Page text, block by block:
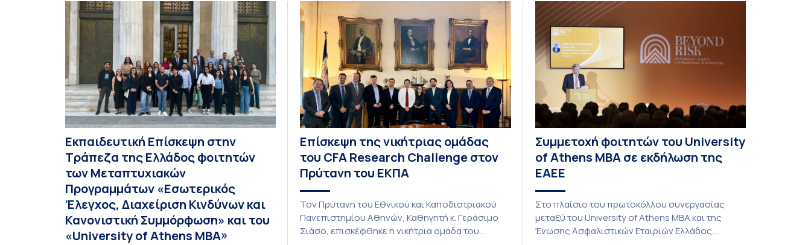
Εκπαιδευτική Επίσκεψη στην
Τράπεζα της Ελλάδος φοιτητών
των Μεταπτυχιακών
Προγραμμάτων «Εσωτερικός
Έλεγχος, Διαχείριση Κινδύνων και
Κανονιστική Συμμόρφωση» και του
«University of Athens MBA»
Επίσκεψη της νικήτριας ομάδας
του CFA Research Challenge στον
Πρύτανη του ΕΚΠΑ
Τον Πρύτανη του Εθνικού και Καποδιστριακού
Πανεπιστημίου Αθηνών, Καθηγητή κ. Γεράσιμο
Σιάσο, επισκέφθηκε η νικήτρια ομάδα του
Συμμετοχή φοιτητών του University
of Athens MBA σε εκδήλωση της
ΕΑΕΕ
Στο πλαίσιο του πρωτοκόλλου συνεργασίας
μεταξύ του University of Athens MBA και της
Ένωσης Ασφαλιστικών Εταιριών Ελλάδος,